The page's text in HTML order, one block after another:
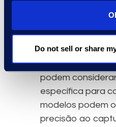
Do not sell or share
Quando um
insuficiente, as
podem
específica para
modelos podem
precisão ao